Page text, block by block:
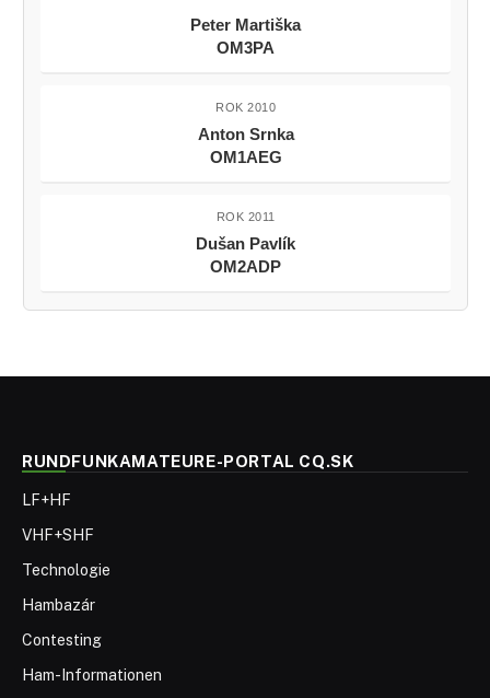
Peter Martiška
OM3PA
ROK 2010
Anton Srnka
OM1AEG
ROK 2011
Dušan Pavlík
OM2ADP
RUNDFUNKAMATEURE-PORTAL CQ.SK
LF+HF
VHF+SHF
Technologie
Hambazár
Contesting
Ham-Informationen